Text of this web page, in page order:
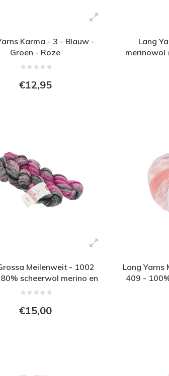
Karma - 3 - Blauw -
Groen - Roze
€12,95
Lang
merinowol
nylon -
Meilenweit - 1002
scheerwol merino en
polyamide - Roze - Grijs
€15,00
Lang Yarns
409 -